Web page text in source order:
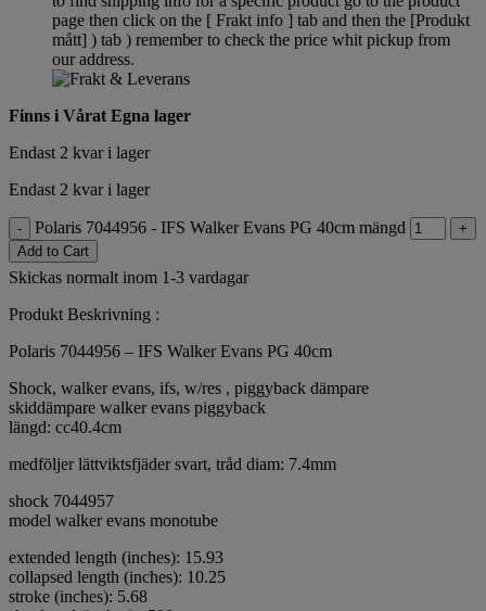
page then click on the [ Frakt info ] tab and then the [Produkt
mått] ) tab ) rememberto check the price whit pickup from
our address.
Finns i Vårat Egna lager
Endast 2 kvar i lager
Endast 2 kvar i lager
- Polaris 7044956 - IFS Walker Evans PG 40cm mängd
+
Add to Cart
Skickas normalt inom 1-3 vardagar
Produkt Beskrivning :
Polaris 7044956 – IFS Walker Evans PG 40cm
Shock, walker evans, ifs, w/res , piggyback dämpare
skiddämpare walker evans piggyback
längd: cc40.4cm
medföljer lättviktsfjäder svart, tråd diam: 7.4mm
shock 7044957
model walker evans monotube
extended length (inches): 15.93
collapsed length (inches): 10.25
stroke (inches): 5.68